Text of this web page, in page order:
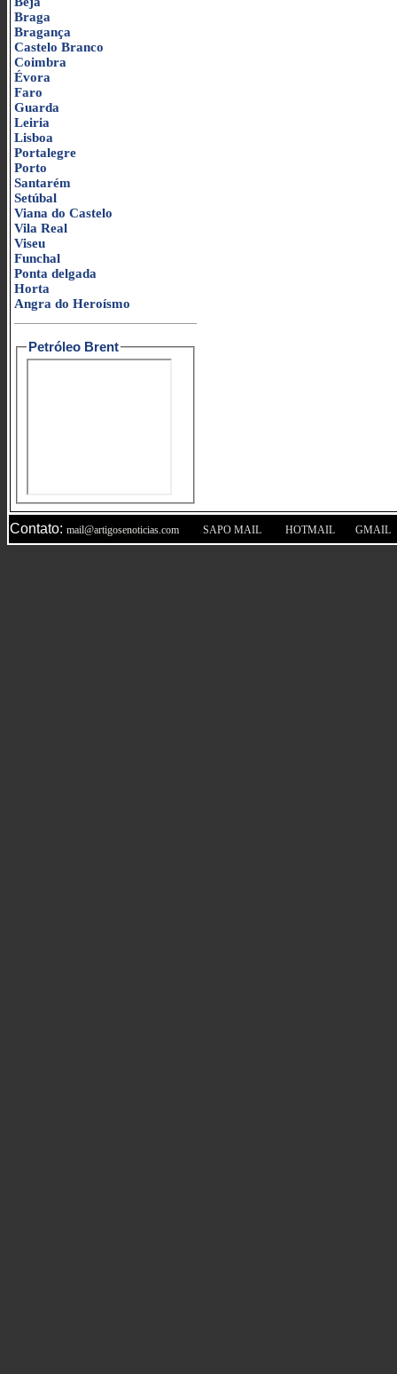
Braga
Bragança
Castelo Branco
Coimbra
Évora
Faro
Guarda
Leiria
Lisboa
Portalegre
Porto
Santarém
Setúbal
Viana do Castelo
Vila Real
Viseu
Funchal
Ponta delgada
Horta
Angra do Heroísmo
Petróleo Brent
Contato: mail@artigosenoticias.com SAPO MAIL HOTMAIL GMAIL